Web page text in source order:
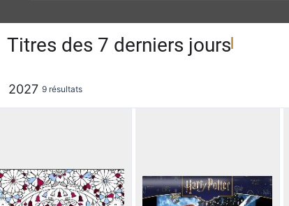
Titres des 7 derniers jours
2027 9 résultats